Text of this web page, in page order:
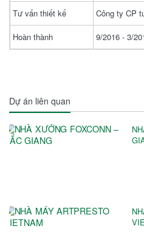
Tư vấn thiết kế Công ty CP
Hoàn thành 9/2016 - 3/
Dự án liên quan